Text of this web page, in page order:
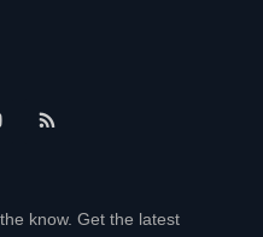
know. Get the latest